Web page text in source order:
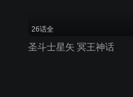
26话全
圣斗士星矢 冥王神话